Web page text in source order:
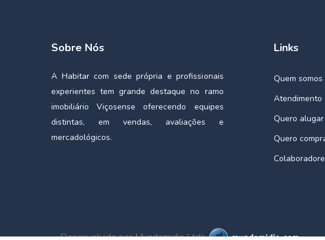
Sobre Nós
A Habitar com sede própria e profissionais
experientes tem grande destaque no ramo
imobiliário Viçosense oferecendo equipes
distintas, em vendas, avaliações e
mercadológicos.
Links
Quem somos
Atendimento
Quero alugar
Quero
Desenvolvido por Mundomidia Ltda